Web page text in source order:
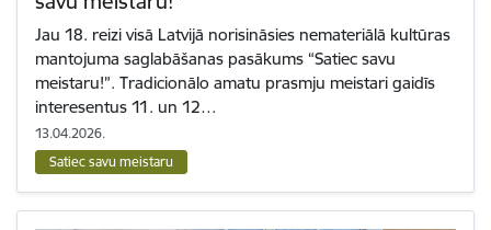
Jau 18. reizi visā Latvijā norisināsies nemateriālā kultūras
mantojuma saglabāšanas pasākums “Satiec savu
meistaru!”. Tradicionālo amatu prasmju meistari gaidīs
interesentus 11. un 12…
13.04.2026.
Satiec savu meistaru